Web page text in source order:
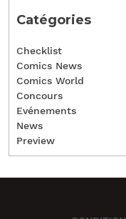
Catégories
Checklist
Comics News
Comics World
Concours
Evénements
News
Preview